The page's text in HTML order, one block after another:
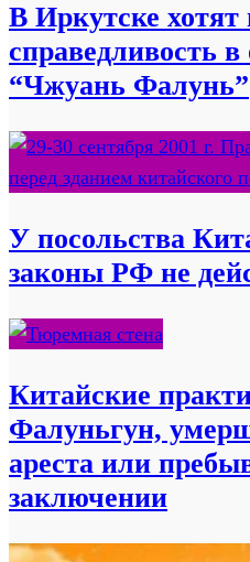
В Иркутске хотят
справедливость
“Чжуань Фалунь”
У посольства
законы РФ не
Китайские
Фалуньгун,
ареста или
заключении